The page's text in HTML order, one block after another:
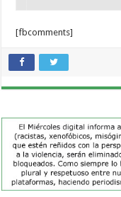
[fbcomments]